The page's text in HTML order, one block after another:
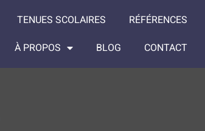
TENUES SCOLAIRES
RÉFÉRENCES
À PROPOS
BLOG CONTACT